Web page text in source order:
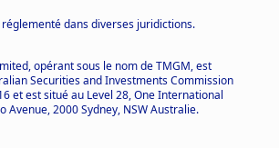
dans diverses juridictions.
opérant sous le nom de TMGM, est
Securities and Investments Commission
et est situé au Level 28, One International
Avenue, 2000 Sydney, NSW Australie.